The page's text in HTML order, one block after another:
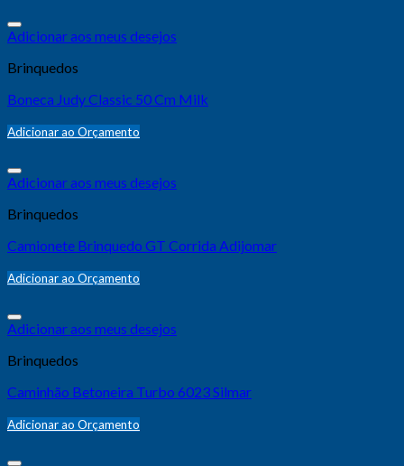
Adicionar aos meus desejos
Brinquedos
Boneca Judy Classic 50 Cm Milk
Adicionar ao Orçamento
Adicionar aos meus desejos
Brinquedos
Camionete Brinquedo GT Corrida Adijomar
Adicionar ao Orçamento
Adicionar aos meus desejos
Brinquedos
Caminhão Betoneira Turbo 6023 Silmar
Adicionar ao Orçamento